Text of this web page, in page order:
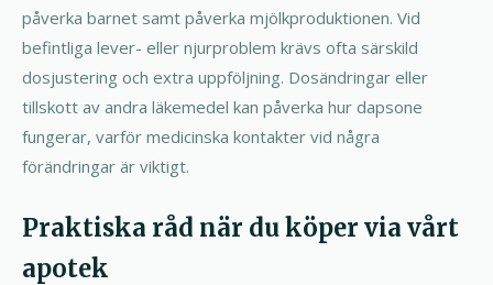
påverka barnet samt påverka mjölkproduktionen. Vid
befintliga lever- eller njurproblem krävs ofta särskild
dosjustering och extra uppföljning. Dosändringar eller
tillskott av andra läkemedel kan påverka hur dapsone
fungerar, varför medicinska kontakter vid några
förändringar är viktigt.
Praktiska råd när du köper via vårt
apotek